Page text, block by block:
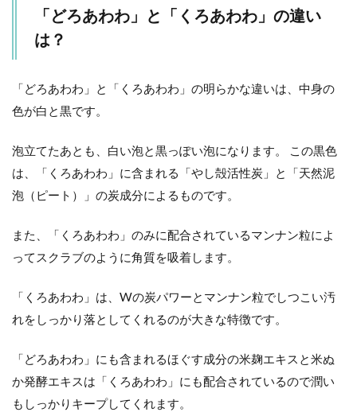
「どろあわわ」と「くろあわわ」の違い
は？
「どろあわわ」と「くろあわわ」の明らかな違いは、中身の
色が白と黒です。
泡立てたあとも、白い泡と黒っぽい泡になります。 この黒色
は、「くろあわわ」に含まれる「やし殻活性炭」と「天然泥
泡（ピート）」の炭成分によるものです。
また、「くろあわわ」のみに配合されているマンナン粒によ
ってスクラブのように角質を吸着します。
「くろあわわ」は、Wの炭パワーとマンナン粒でしつこい汚
れをしっかり落としてくれるのが大きな特徴です。
「どろあわわ」にも含まれるほぐす成分の米麹エキスと米ぬ
か発酵エキスは「くろあわわ」にも配合されているので潤い
もしっかりキープしてくれます。